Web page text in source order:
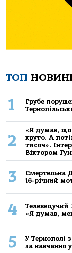
ТОП
1
Грубе
2
«Я думав, що
круто. А
тисяч».
Віктором
3
Смертельнa
16-річний
4
Телеведучий
«Я думав,
5
У Тернополі
за навчання